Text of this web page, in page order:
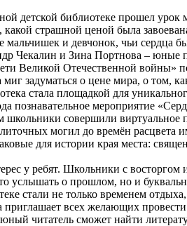
детской библиотеке прошел
страшной ценой была
и девчонок, чьи сердца
Чекалин и Зина Портнова –
Великой Отечественной войны»
миг задуматься о цене мира, о
стала площадкой для
познавательное мероприятие
школьники совершили
могил до времён расцвета
для истории края места:
у ребят. Школьники с
услышать о прошлом, но и
стали не только временем
приглашает всех желающих
читатель сможет найти